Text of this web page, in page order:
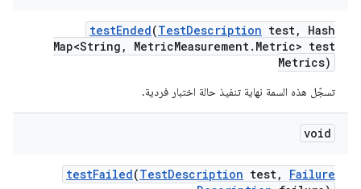
testEnded(TestDescription test,
Hash
Map<String , MetricMeasurement. Metric> test
Metrics)
تسجّل هذه السمة نهاية تنفيذ حالة اختبار فردية.
void
testFailed(TestDescription test,
Failure